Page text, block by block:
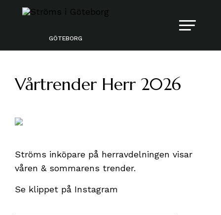
GÖTEBORG
Vårtrender Herr 2026
Ströms inköpare på herravdelningen visar
våren & sommarens trender.
Se klippet på Instagram